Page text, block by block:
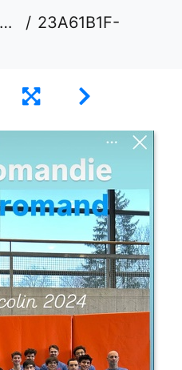
23A61B1F-1A15-4E5A-A96D-1C52F76B25D1 1 105 c